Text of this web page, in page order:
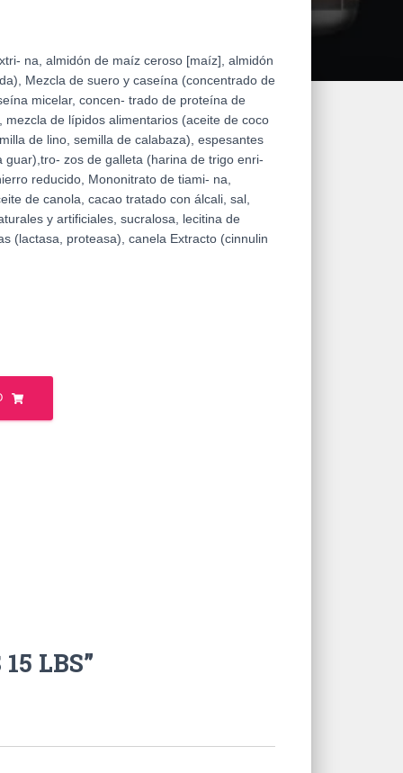
na, almidón de maíz ceroso [maíz], almidón
Mezcla de suero y caseína (concentrado de
micelar, concen- trado de proteína de
de lípidos alimentarios (aceite de coco
de lino, semilla de calabaza), espesantes
zos de galleta (harina de trigo enri-
reducido, Mononitrato de tiami- na,
de canola, cacao tratado con álcali, sal,
y artificiales, sucralosa, lecitina de
(lactasa, proteasa), canela Extracto (cinnulin
LBS”